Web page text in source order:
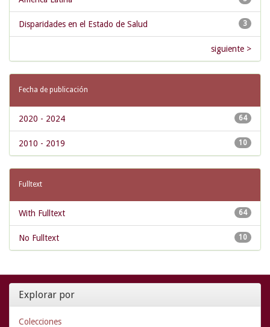
3
Disparidades en el Estado de Salud
siguiente >
Fecha de publicación
64
2020 - 2024
10
2010 - 2019
Fulltext
64
With Fulltext
10
No Fulltext
Explorar por
Colecciones